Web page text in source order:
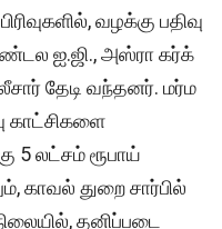
வழக்கு பதிவு
ஐ.ஜி., அஸ்ரா கர்க்
தேடி வந்தனர். மர்ம
காட்சிகளை
5 லட்சம் ரூபாய்
காவல் துறை சார்பில்
தனிப்படை